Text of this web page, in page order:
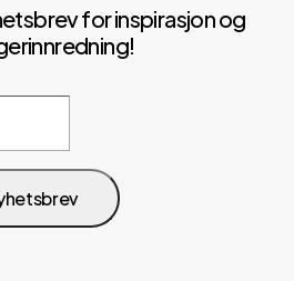
for inspirasjon og